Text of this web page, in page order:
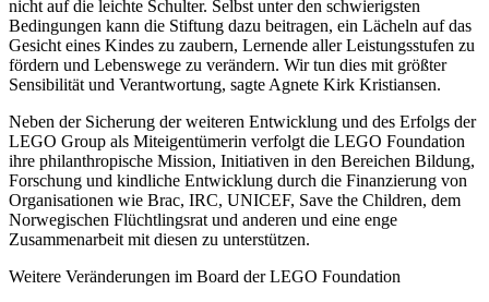
nicht auf die leichte Schulter. Selbst unter den schwierigsten
Bedingungen kann die Stiftung dazu beitragen, ein Lächeln auf das
Gesicht eines Kindes zu zaubern, Lernende aller Leistungsstufen zu
fördern und Lebenswege zu verändern. Wir tun dies mit größter
Sensibilität und Verantwortung, sagte Agnete Kirk Kristiansen.
Neben der Sicherung der weiteren Entwicklung und des Erfolgs der
LEGO Group als Miteigentümerin verfolgt die LEGO Foundation
ihre philanthropische Mission, Initiativen in den Bereichen Bildung,
Forschung und kindliche Entwicklung durch die Finanzierung von
Organisationen wie Brac, IRC, UNICEF, Save the Children, dem
Norwegischen Flüchtlingsrat und anderen und eine enge
Zusammenarbeit mit diesen zu unterstützen.
Weitere Veränderungen im Board der LEGO Foundation